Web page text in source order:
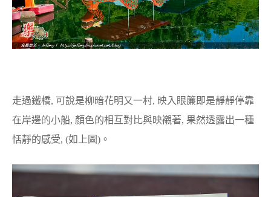
走過鐵橋, 可說是柳暗花明又一村, 映入眼簾即是靜靜停靠
在岸邊的小船, 顏色的相互對比與映襯著, 果然透露出一種
恬靜的感受, (如上圖)。